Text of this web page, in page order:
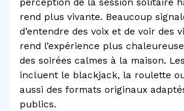
perception de la session solitaire
rend plus vivante. Beaucoup
d’entendre des voix et de voir des
rend l’expérience plus
des soirées calmes à la maison.
incluent le blackjack, la roulette
aussi des formats originaux
publics.